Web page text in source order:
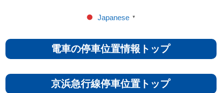
Japanese ▼
電車の停車位置情報トップ
京浜急行線停車位置トップ